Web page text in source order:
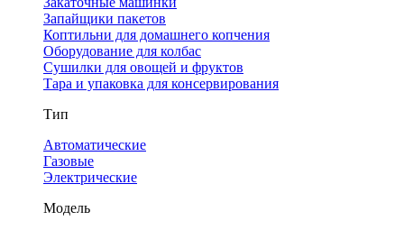
Запайщики пакетов
Коптильни для домашнего копчения
Оборудование для колбас
Сушилки для овощей и фруктов
Тара и упаковка для консервирования
Тип
Автоматические
Газовые
Электрические
Модель